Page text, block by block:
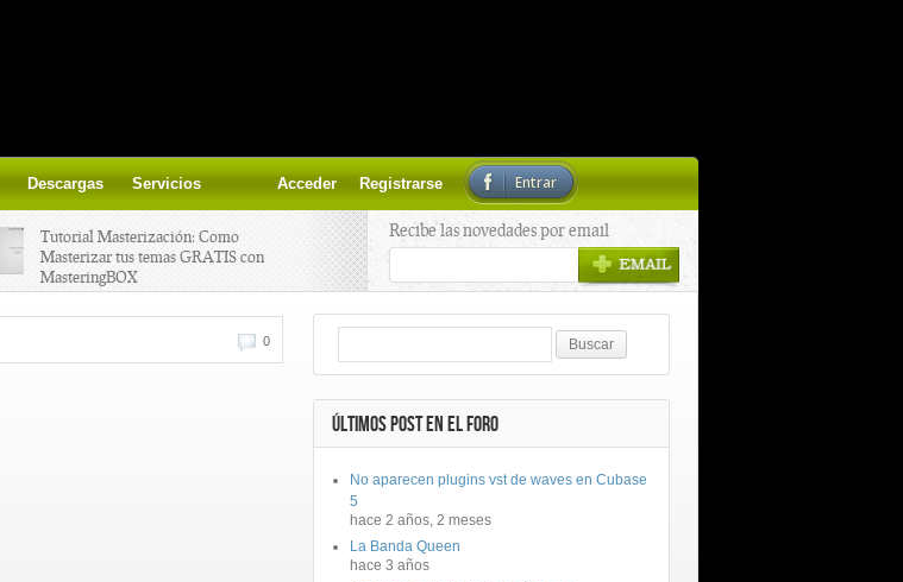
Descargas Servicios Acceder Registrarse Entrar
Tutorial Masterización: Como
Masterizar tus temas GRATIS con
MasteringBOX
Yalp crea Fono, Lleva la escena DJ a
Recibe las novedades por email
0
ÚLTIMOS POST EN EL FORO
No aparecen plugins vst de waves en Cubase
5
hace 2 años, 2 meses
La Banda Queen
hace 3 años